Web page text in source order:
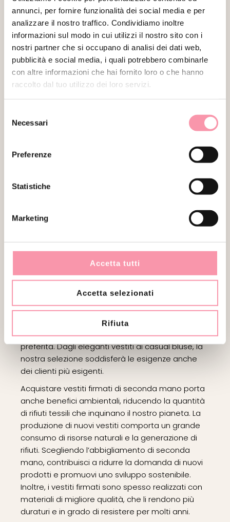
annunci, per fornire funzionalità dei social media e per
analizzare il nostro traffico. Condividiamo inoltre
informazioni sul modo in cui utilizzi il nostro sito con i
nostri partner che si occupano di analisi dei dati web,
pubblicità e social media, i quali potrebbero combinarle
con altre informazioni che hai fornito loro o che hanno
raccolto dal tuo utilizzo dei loro servizi.
delNecessari
Preferenze
Statistiche
Marketing
Accetta tutti
Accetta selezionati
Rifiuta
EMILIO PUCCI
(1)
EMPORIO
ARMANI(2)
ENRICO COVERI (0)
ERMANNO
ETRO
FENDI
FERRÈ(1)
GENNY(0)
GIORGIO
ARMANI (2)
GIVENCHY(0)
GOYARD(0)
GUCCI (1)
HERMÈS
(4)
HERNO(0)
HUGO BOSS (2)
ICEBERG (0)
INTREND (0)
1 2 3 4 … 12 13 14 →
Ampia selezione di vestiti firmati
vintage.
Da Dagy Vintage troverete una collezione
vintage a partire dagli anni '60. Ogni capo della
nostra collezione è stato scelto con cura per
Oltre all'abbigliamento vintage, Dagy Vintage
come Gucci, Chanel e Dior. In questo modo, puoi
moderne della moda.
I vestiti firmati si distinguono per il loro stile unico
e originale, che spesso ci differenzia dalla moda
persone di creare look unici che riflettono la
propria personalità e gusto. Grazie alla vasta
gamma di abiti disponibili, ognuno può trovare
qualcosa che si adatti al proprio stile e all'epoca
preferita. Dagli eleganti vestiti ai casual bluse, la
nostra selezione soddisferà le esigenze anche
dei clienti più esigenti.
Acquistare vestiti firmati di seconda mano porta
anche benefici ambientali, riducendo la quantità
di rifiuti tessili che inquinano il nostro pianeta. La
produzione di nuovi vestiti comporta un grande
consumo di risorse naturali e la generazione di
rifiuti. Scegliendo l’abbigliamento di seconda
mano, contribuisci a ridurre la domanda di nuovi
prodotti e promuovi uno sviluppo sostenibile.
Inoltre, i vestiti firmati sono spesso realizzati con
materiali di migliore qualità, che li rendono più
duraturi e in grado di resistere per molti anni.